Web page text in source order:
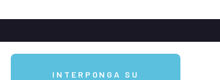
INTERPONGA SU